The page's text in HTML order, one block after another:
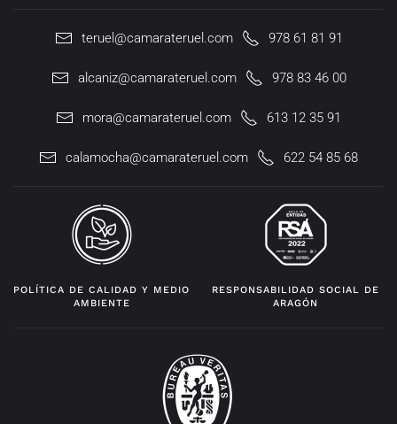
teruel@camarateruel.com 978 61 81 91
alcaniz@camarateruel.com 978 83 46 00
mora@camarateruel.com 613 12 35 91
calamocha@camarateruel.com 622 54 85 68
POLÍTICA DE CALIDAD Y MEDIO
AMBIENTE
RESPONSABILIDAD SOCIAL DE
ARAGÓN